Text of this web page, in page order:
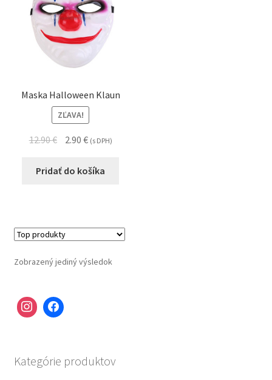
Maska Halloween Klaun
ZĽAVA!
12.90€ 2.90 € (s DPH)
Pridať do košíka
Zobrazený jediný výsledok
Kategórie produktov